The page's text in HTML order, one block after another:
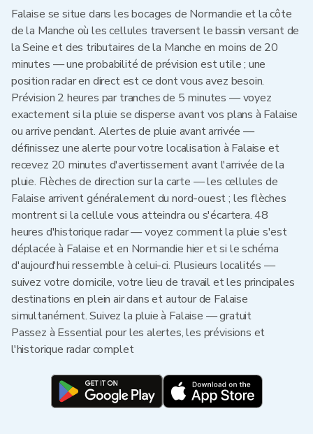
Falaise se situe dans les bocages de Normandie et la côte
de la Manche où les cellules traversent le bassin versant de
la Seine et des tributaires de la Manche en moins de 20
minutes — une probabilité de prévision est utile ; une
position radar en direct est ce dont vous avez besoin.
Prévision 2 heures par tranches de 5 minutes — voyez
exactement si la pluie se disperse avant vos plans à Falaise
ou arrive pendant. Alertes de pluie avant arrivée —
définissez une alerte pour votre localisation à Falaise et
recevez 20 minutes d'avertissement avant l'arrivée de la
pluie. Flèches de direction sur la carte — les cellules de
Falaise arrivent généralement du nord-ouest ; les flèches
montrent si la cellule vous atteindra ou s'écartera. 48
heures d'historique radar — voyez comment la pluie s'est
déplacée à Falaise et en Normandie hier et si le schéma
d'aujourd'hui ressemble à celui-ci. Plusieurs localités —
suivez votre domicile, votre lieu de travail et les principales
destinations en plein air dans et autour de Falaise
simultanément. Suivez la pluie à Falaise — gratuit
Passez à Essential pour les alertes, les prévisions et
l'historique radar complet